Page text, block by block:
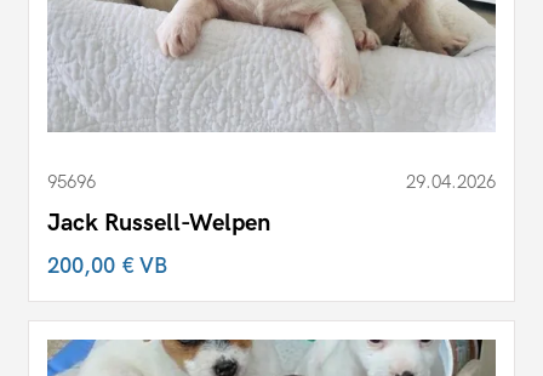
95696 29.04.2026
Jack Russell-Welpen
200,00 €VB